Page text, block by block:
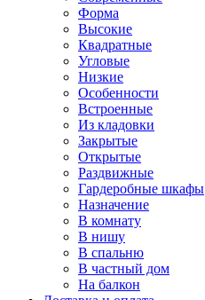
Форма
Высокие
Квадратные
Угловые
Низкие
Особенности
Встроенные
Из кладовки
Закрытые
Открытые
Раздвижные
Гардеробные шкафы
Назначение
В комнату
В нишу
В спальню
В частный дом
На балкон